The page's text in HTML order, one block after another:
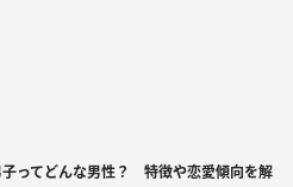
子ってどんな男性？ 特徴や恋愛傾向を解